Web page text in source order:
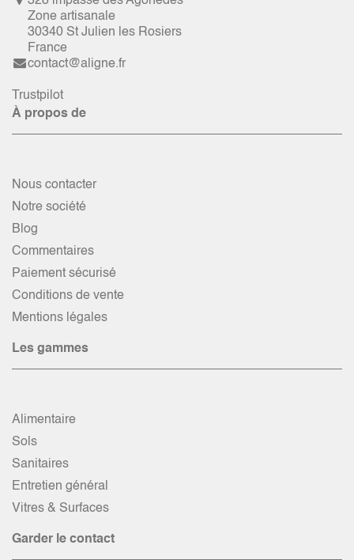
Zone artisanale
30340 St Julien les Rosiers
France
contact@aligne.fr
Trustpilot
À propos de
Nous contacter
Notre société
Blog
Commentaires
Paiement sécurisé
Conditions de vente
Mentions légales
Les gammes
Alimentaire
Sols
Sanitaires
Entretien général
Vitres & Surfaces
Garder le contact